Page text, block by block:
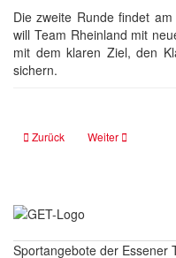
Die zweite Runde findet
will Team Rheinland mit
mit dem klaren Ziel, den
sichern.
Zurück Weiter
Sportangebote der Essener